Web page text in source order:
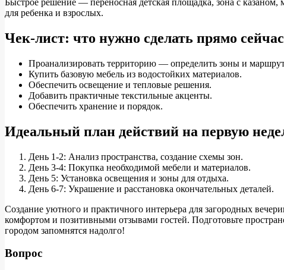
Быстрое решение — переносная детская площадка, зона с
для ребенка и взрослых.
Чек-лист: что нужно сделать прямо сейчас
Проанализировать территорию — определить зоны и
Купить базовую мебель из водостойких материалов.
Обеспечить освещение и тепловые решения.
Добавить практичные текстильные акценты.
Обеспечить хранение и порядок.
Идеальный план действий на первую
День 1-2: Анализ пространства, создание схемы зон.
День 3-4: Покупка необходимой мебели и материалов.
День 5: Установка освещения и зоны для отдыха.
День 6-7: Украшение и расстановка окончательных деталей.
Создание уютного и практичного интерьера для загородных
комфортом и позитивными отзывами гостей. Подготовьте
городом запомнятся надолго!
Вопрос